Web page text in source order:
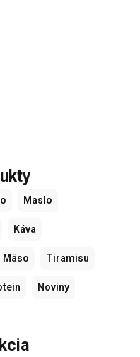
Maslo
Káva
Mäso Tiramisu
Noviny